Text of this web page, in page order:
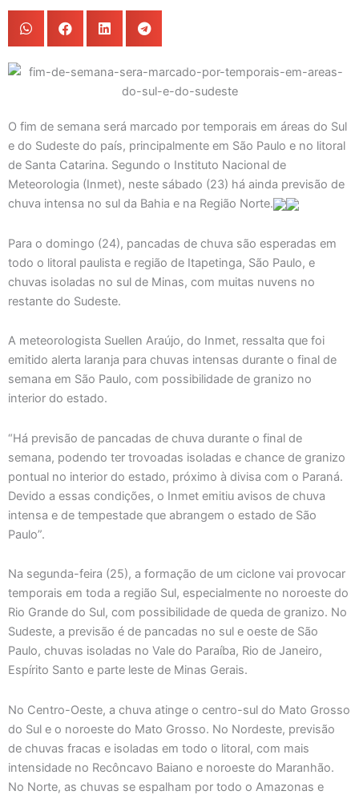
O fim de semana será marcado por temporais em áreas do Sul
e do Sudeste do país, principalmente em São Paulo e no litoral
de Santa Catarina. Segundo o Instituto Nacional de
Meteorologia (Inmet), neste sábado (23) há ainda previsão de
chuva intensa no sul da Bahia e na Região Norte.
Para o domingo (24), pancadas de chuva são esperadas em
todo o litoral paulista e região de Itapetinga, São Paulo, e
chuvas isoladas no sul de Minas, com muitas nuvens no
restante do Sudeste.
A meteorologista Suellen Araújo, do Inmet, ressalta que foi
emitido alerta laranja para chuvas intensas durante o final de
semana em São Paulo, com possibilidade de granizo no
interior do estado.
“Há previsão de pancadas de chuva durante o final de
semana, podendo ter trovoadas isoladas e chance de granizo
pontual no interior do estado, próximo à divisa com o Paraná.
Devido a essas condições, o Inmet emitiu avisos de chuva
intensa e de tempestade que abrangem o estado de São
Paulo”.
Na segunda-feira (25), a formação de um ciclone vai provocar
temporais em toda a região Sul, especialmente no noroeste do
Rio Grande do Sul, com possibilidade de queda de granizo. No
Sudeste, a previsão é de pancadas no sul e oeste de São
Paulo, chuvas isoladas no Vale do Paraíba, Rio de Janeiro,
Espírito Santo e parte leste de Minas Gerais.
No Centro-Oeste, a chuva atinge o centro-sul do Mato Grosso
do Sul e o noroeste do Mato Grosso. No Nordeste, previsão
de chuvas fracas e isoladas em todo o litoral, com mais
intensidade no Recôncavo Baiano e noroeste do Maranhão.
No Norte, as chuvas se espalham por todo o Amazonas e